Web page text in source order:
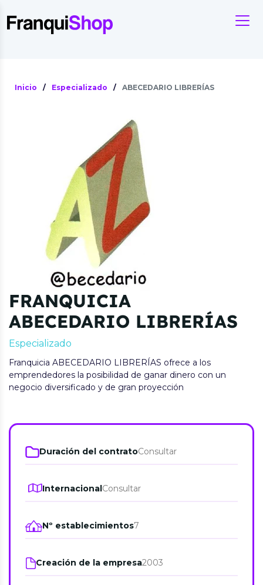
Inicio / Especializado / ABECEDARIO LIBRERÍAS
FRANQUICIA
ABECEDARIO LIBRERÍAS
Especializado
Franquicia ABECEDARIO LIBRERÍAS ofrece a los
emprendedores la posibilidad de ganar dinero con un
negocio diversificado y de gran proyección
Duración del contratoConsultar
InternacionalConsultar
Nº establecimientos7
Creación de la empresa2003